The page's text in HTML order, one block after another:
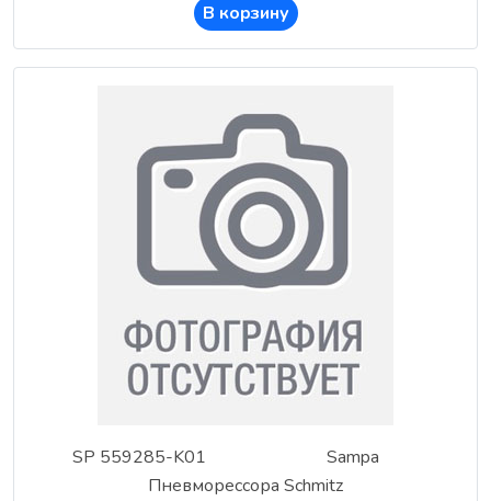
В корзину
SP 559285-K01
Sampa
Пневморессора Schmitz